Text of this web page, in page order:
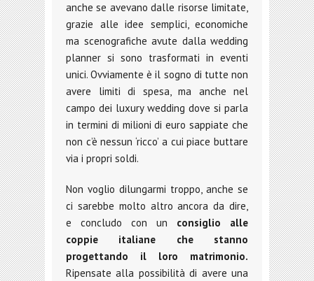
anche se avevano dalle risorse limitate,
grazie alle idee semplici, economiche
ma scenografiche avute dalla wedding
planner si sono trasformati in eventi
unici. Ovviamente è il sogno di tutte non
avere limiti di spesa, ma anche nel
campo dei luxury wedding dove si parla
in termini di milioni di euro sappiate che
non c’è nessun ‘ricco’ a cui piace buttare
via i propri soldi.
Non voglio dilungarmi troppo, anche se
ci sarebbe molto altro ancora da dire,
e concludo con un consiglio alle
coppie italiane che stanno
progettando il loro matrimonio.
Ripensate alla possibilità di avere una